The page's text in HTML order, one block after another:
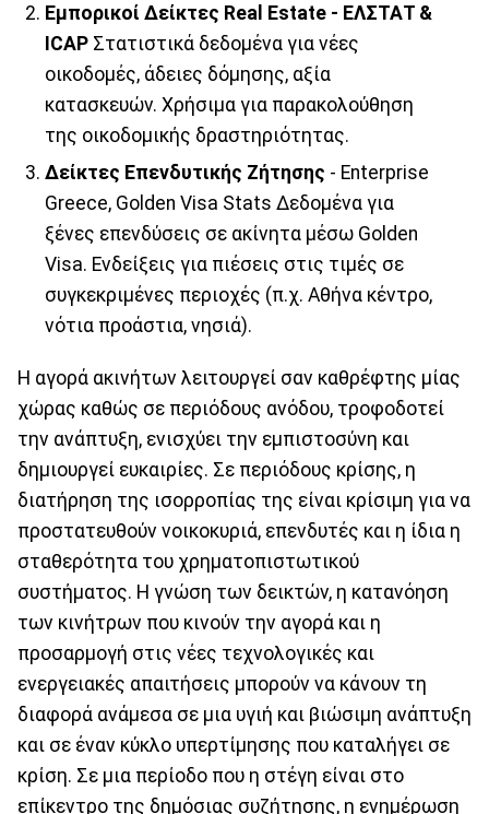
Εμπορικοί Δείκτες Real Estate - ΕΛΣΤΑΤ &
ICAP Στατιστικά δεδομένα για νέες
οικοδομές, άδειες δόμησης, αξία
κατασκευών. Χρήσιμα για παρακολούθηση
της οικοδομικής δραστηριότητας.
Δείκτες Επενδυτικής Ζήτησης - Enterprise
Greece, Golden Visa Stats Δεδομένα για
ξένες επενδύσεις σε ακίνητα μέσω Golden
Visa. Ενδείξεις για πιέσεις στις τιμές σε
συγκεκριμένες περιοχές (π.χ. Αθήνα κέντρο,
νότια προάστια, νησιά).
Η αγορά ακινήτων λειτουργεί σαν καθρέφτης μίας
χώρας καθώς σε περιόδους ανόδου, τροφοδοτεί
την ανάπτυξη, ενισχύει την εμπιστοσύνη και
δημιουργεί ευκαιρίες. Σε περιόδους κρίσης, η
διατήρηση της ισορροπίας της είναι κρίσιμη για να
προστατευθούν νοικοκυριά, επενδυτές και η ίδια η
σταθερότητα του χρηματοπιστωτικού
συστήματος. Η γνώση των δεικτών, η κατανόηση
των κινήτρων που κινούν την αγορά και η
προσαρμογή στις νέες τεχνολογικές και
ενεργειακές απαιτήσεις μπορούν να κάνουν τη
διαφορά ανάμεσα σε μια υγιή και βιώσιμη ανάπτυξη
και σε έναν κύκλο υπερτίμησης που καταλήγει σε
κρίση. Σε μια περίοδο που η στέγη είναι στο
επίκεντρο της δημόσιας συζήτησης, η ενημέρωση